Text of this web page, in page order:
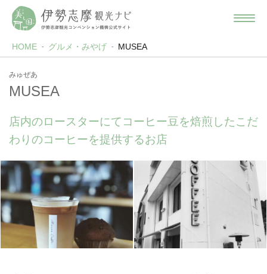
HOME グルメ・みやげ MUSEA
みゅぜあ
MUSEA
店内のロースターにてコーヒー豆を焙煎したこだ
わりのコーヒーを提供するお店